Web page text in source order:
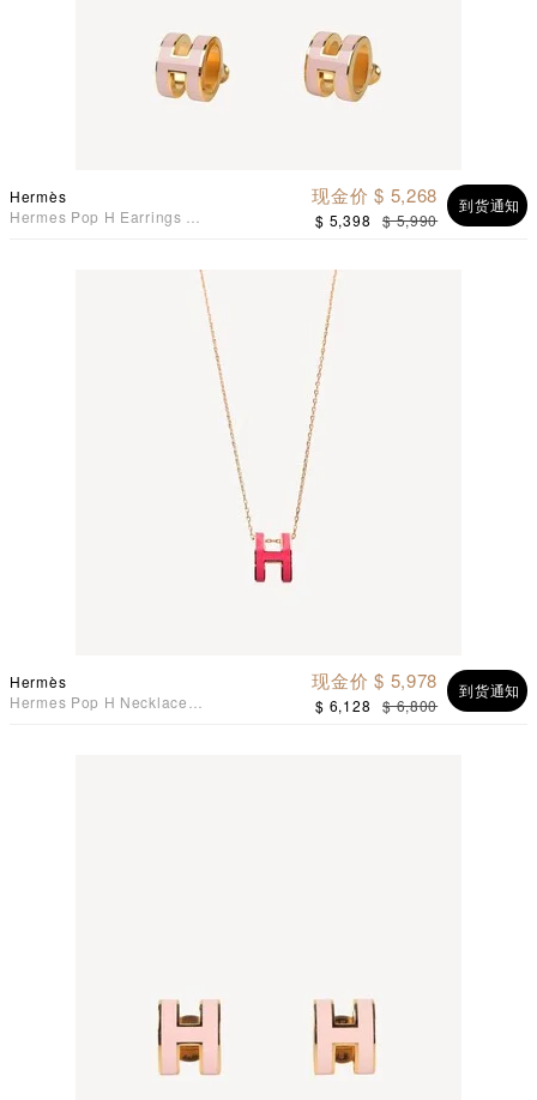
Hermès
Hermes Pop H Earrings 耳
到货通知
现金价 $ 5,268
$ 5,398 $ 5,990
Hermès
Hermes Pop H Necklace
到货通知
现金价 $ 5,978
$ 6,128 $ 6,800